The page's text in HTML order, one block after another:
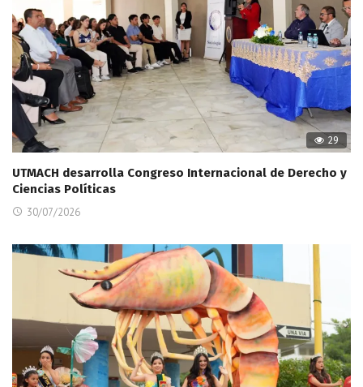
29
UTMACH desarrolla Congreso Internacional de Derecho y
Ciencias Políticas
30/07/2026